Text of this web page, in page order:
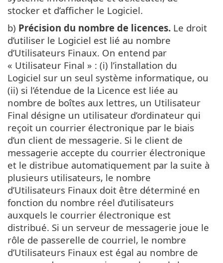
stocker et d’afficher le Logiciel.
b) Précision du nombre de licences. Le droit
d’utiliser le Logiciel est lié au nombre
d’Utilisateurs Finaux. On entend par
« Utilisateur Final » : (i) l’installation du
Logiciel sur un seul système informatique, ou
(ii) si l’étendue de la Licence est liée au
nombre de boîtes aux lettres, un Utilisateur
Final désigne un utilisateur d’ordinateur qui
reçoit un courrier électronique par le biais
d’un client de messagerie. Si le client de
messagerie accepte du courrier électronique
et le distribue automatiquement par la suite à
plusieurs utilisateurs, le nombre
d’Utilisateurs Finaux doit être déterminé en
fonction du nombre réel d’utilisateurs
auxquels le courrier électronique est
distribué. Si un serveur de messagerie joue le
rôle de passerelle de courriel, le nombre
d’Utilisateurs Finaux est égal au nombre de